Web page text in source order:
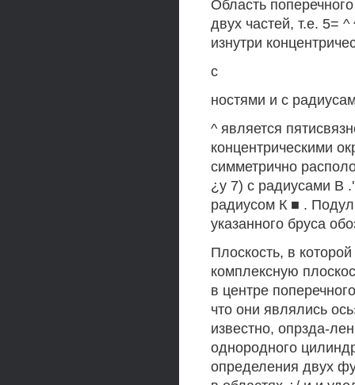
Область
двух частей, т.е. 5=
изнутри
с
ностями и с
^ является
концентрическими
симметрично
¿у 7) с радиусами В
радиусом К ■ .
указанного бруса
Плоскость, в
комплексную
в центре
что они являлись
известно, опрзда-
однородного
определения двух